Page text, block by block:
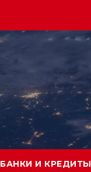
БАНКИ И КРЕДИТЫ